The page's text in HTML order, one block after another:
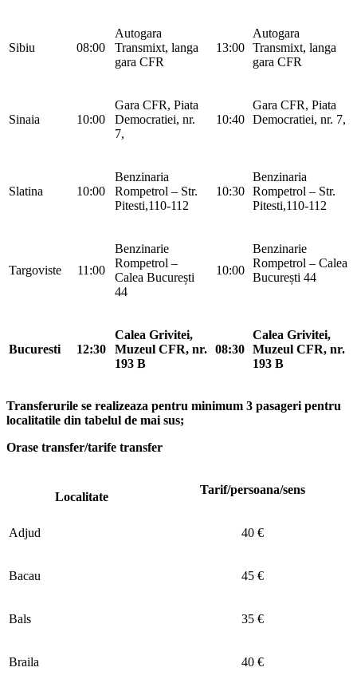
Sibiu 08:00
Autogara
Transmixt, langa
gara CFR
13:00
Autogara
Transmixt, langa
gara CFR
Sinaia 10:00
Gara CFR, Piata
Democratiei, nr.
7,
10:40
Gara CFR, Piata
Democratiei, nr. 7,
Slatina 10:00
Benzinaria
Rompetrol – Str.
Pitesti,110-112
10:30
Benzinaria
Rompetrol – Str.
Pitesti,110-112
Targoviste 11:00
Benzinarie
Rompetrol –
Calea București
44
10:00
Benzinarie
Rompetrol – Calea
București 44
Bucuresti 12:30
Calea Grivitei,
Muzeul CFR, nr.
193 B
08:30
Calea Grivitei,
Muzeul CFR, nr.
193 B
Transferurile se realizeaza pentru minimum 3 pasageri pentru
localitatile din tabelul de mai sus;
Orase transfer/tarife transfer
Localitate
Tarif/persoana/sens
Adjud 40 €
Bacau 45 €
Bals 35 €
Braila 40 €